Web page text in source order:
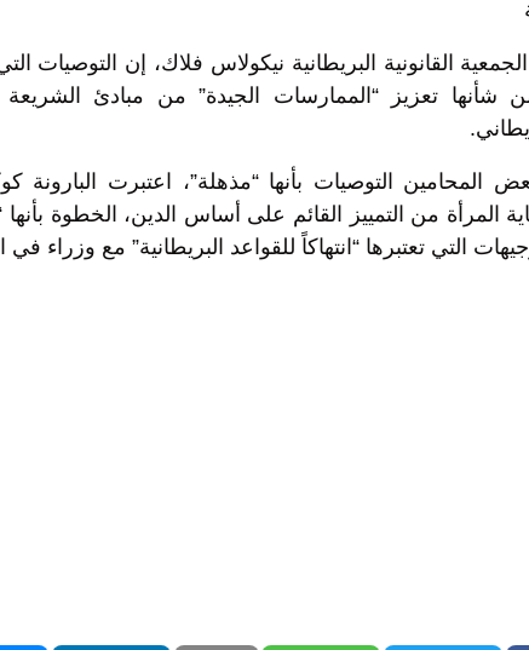
القانونية البريطانية نيكولاس فلاك، إن التوصيات
من شأنها تعزيز “الممارسات الجيدة” من مبادئ
المحامين التوصيات بأنها “مذهلة”، اعتبرت البارونة
المرأة من التمييز القائم على أساس الدين، الخطوة بأنها
التي تعتبرها “انتهاكاً للقواعد البريطانية” مع وزراء